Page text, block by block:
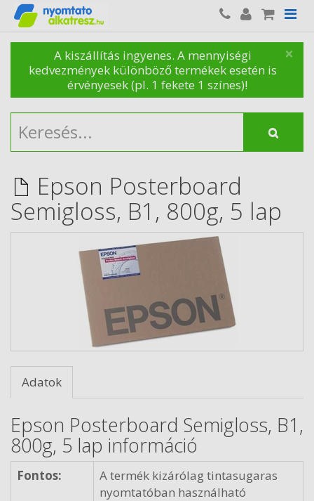
×
A kiszállítás ingyenes. A mennyiségi
kedvezmények különböző termékek esetén is
érvényesek (pl. 1 fekete 1 színes)!
Epson Posterboard
Semigloss, B1, 800g, 5 lap
Adatok
Epson Posterboard Semigloss, B1,
800g, 5 lap információ
Fontos:
A termék kizárólag tintasugaras
nyomtatóban használható